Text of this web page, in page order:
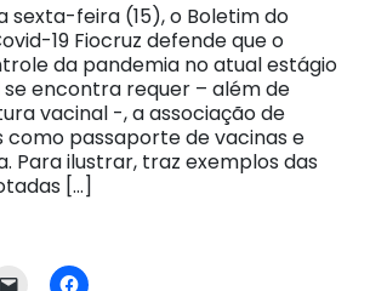
sexta-feira (15), o Boletim do
19 Fiocruz defende que o
da pandemia no atual estágio
se encontra requer – além de
vacinal -, a associação de
como passaporte de vacinas e
Para ilustrar, traz exemplos das
[…]